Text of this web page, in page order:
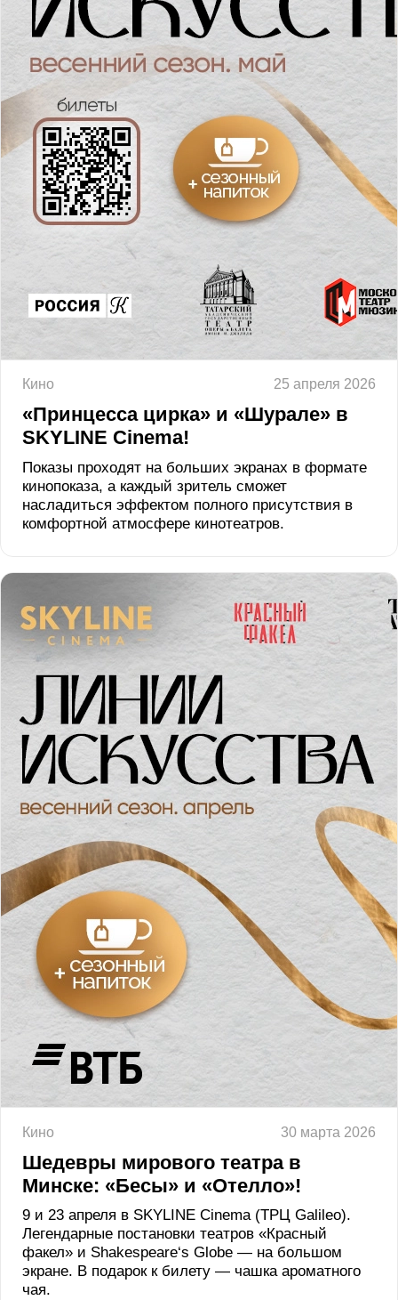
Кино 25 апреля 2026
«Принцесса цирка» и «Шурале» в
SKYLINE Cinema!
Показы проходят на больших экранах в формате
кинопоказа, а каждый зритель сможет
насладиться эффектом полного присутствия в
комфортной атмосфере кинотеатров.
Кино 30 марта 2026
Шедевры мирового театра в
Минске: «Бесы» и «Отелло»!
9 и 23 апреля в SKYLINE Cinema (ТРЦ Galileo).
Легендарные постановки театров «Красный
факел» и Shakespeare‘s Globe — на большом
экране. В подарок к билету — чашка ароматного
чая.